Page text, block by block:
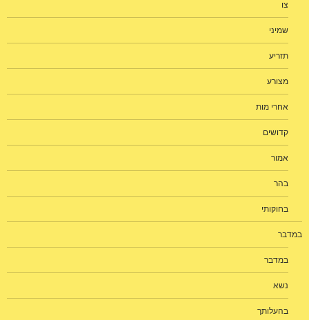
צו
שמיני
תזריע
מצורע
אחרי מות
קדושים
אמור
בהר
בחוקותי
במדבר
במדבר
נשא
בהעלותך